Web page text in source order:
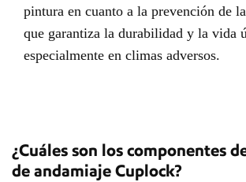
pintura en cuanto a la prevención de
que garantiza la durabilidad y la vida
especialmente en climas adversos.
¿Cuáles son los componentes
de andamiaje Cuplock?